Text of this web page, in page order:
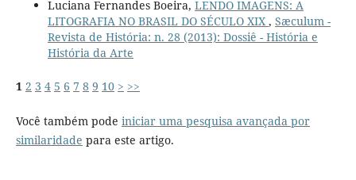
Luciana Fernandes Boeira, LENDO IMAGENS: A
LITOGRAFIA NO BRASIL DO SÉCULO XIX , Sæculum -
Revista de História: n. 28 (2013): Dossiê - História e
História da Arte
1 2 3 4 5 6 7 8 9 10 > >>
Você também pode iniciar uma pesquisa avançada por
similaridade para este artigo.